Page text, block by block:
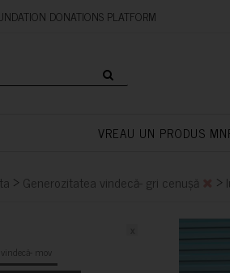
FOUNDATION
VREAU UN PRODUS
> Generozitatea vindecă- gri cenușă >
mov